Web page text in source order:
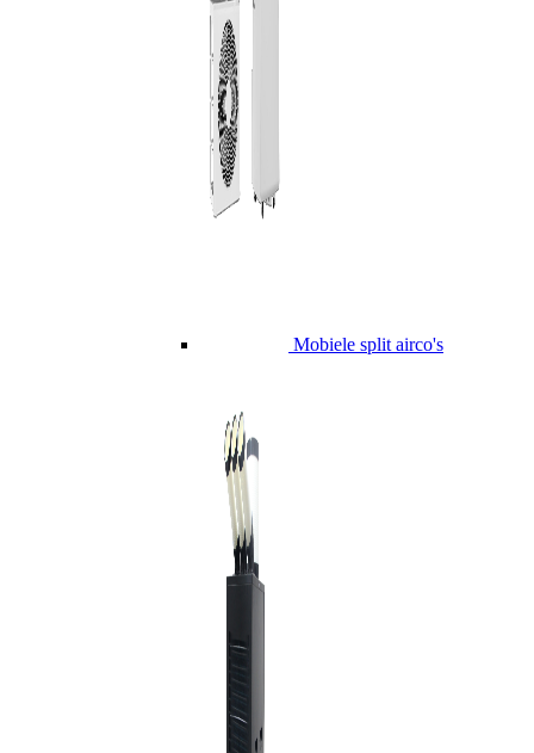
Mobiele split airco's